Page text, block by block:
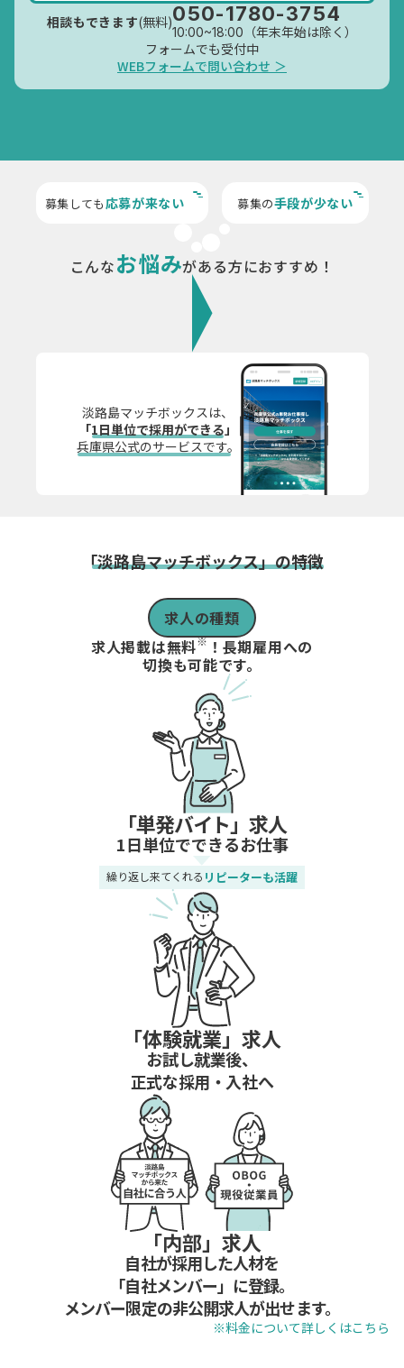
相談もできます(無料)050-1780-3754
10:00~18:00（年末年始は除く）
フォームでも受付中
WEBフォームで問い合わせ ＞
募集しても応募が来ない 募集の手段が少ない
こんなお悩みがある方におすすめ！
淡路島マッチボックスは、
「1日単位で採用ができる」
兵庫県公式のサービスです。
「淡路島マッチボックス」の特徴
求人の種類
求人掲載は無料※ ！長期雇用への
切換も可能です。
「単発バイト」求人
1日単位でできるお仕事
繰り返し来てくれる リピーターも活躍
「体験就業」求人
お試し就業後、
正式な採用・入社へ
「内部」求人
自社が採用した人材を
「自社メンバー」に登録。
メンバー限定の非公開求人が出せます。
※料金について詳しくはこちら